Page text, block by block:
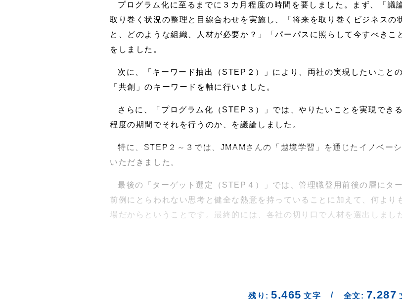
プログラム化に至るまでに３カ月程度の時間を要しました。まず、「議
取り巻く状況の整理と目線合わせを実施し、「将来を取り巻くビジネスの
と、どのような組織、人材が必要か？」「パーパスに照らして今すべきこ
をしました。
次に、「キーワード抽出（STEP２）」により、両社の実現したいこと
「共創」のキーワードを軸に行いました。
さらに、「プログラム化（STEP３）」では、やりたいことを実現でき
程度の期間でそれを行うのか、を議論しました。
特に、STEP２～３では、JMAMさんの「越境学習」を通じたイノベー
いただきました。
最後の「ターゲット選定（STEP４）」では、管理職登用前後の層にタ
前例にとらわれない思考と健全な熱意を持っていることに加えて、何より
場だからということです。最終的には、各社の切り口で人材を選出しまし
残り: 5,465 文字 / 全文: 7,287